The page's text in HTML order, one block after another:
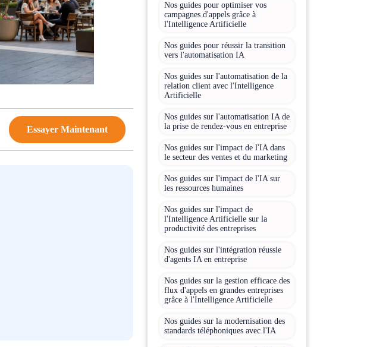
Essayer Maintenant
Nos guides pour optimiser vos
campagnes d'appels grâce à
l'Intelligence Artificielle
Nos guides pour réussir la transition
vers l'automatisation IA
Nos guides sur l'automatisation de la
relation client avec l'Intelligence
Artificielle
Nos guides sur l'automatisation IA de
la prise de rendez-vous en entreprise
Nos guides sur l'impact de l'IA dans
le secteur des ventes et du marketing
Nos guides sur l'impact de l'IA sur
les ressources humaines
Nos guides sur l'impact de
l'Intelligence Artificielle sur la
productivité des entreprises
Nos guides sur l'intégration réussie
d'agents IA en entreprise
Nos guides sur la gestion efficace des
flux d'appels en grandes entreprises
grâce à l'Intelligence Artificielle
Nos guides sur la modernisation des
standards téléphoniques avec l'IA